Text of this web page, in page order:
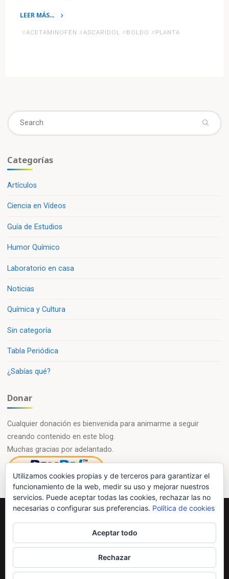
LEER MÁS…
acetaminofén”»
# ACETAMINOFÉN # ASCARIDOL # BOLDO # PLANTA
Categorías
Artículos
Ciencia en Vídeos
Guía de Estudios
Humor Químico
Laboratorio en casa
Noticias
Química y Cultura
Sin categoría
Tabla Periódica
¿Sabías qué?
Donar
Cualquier donación es bienvenida para animarme a seguir
creando contenido en este blog.
Muchas gracias por adelantado.
©2026 Química en casa.com
Utilizamos cookies propias y de terceros para garantizar el
funcionamiento de la web, medir su uso y mejorar nuestros
servicios. Puede aceptar todas las cookies, rechazar las no
necesarias o configurar sus preferencias. Política de cookies
Aceptar todo
Rechazar